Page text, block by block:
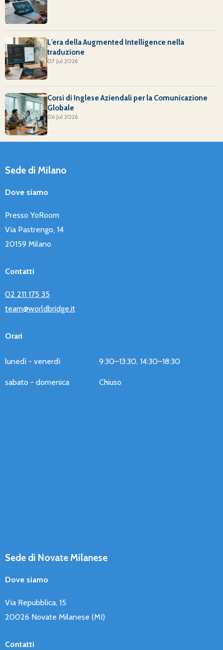
L’era della Augmented Intelligence nella
traduzione
07 Jul 2026
Corsi di Inglese Aziendali per la Comunicazione
Globale
06 Jul 2026
Sede di Milano
Dove siamo
Presso YoRoom
Via Pastrengo, 14
20159 Milano
Contatti
02 211 175 35
team@worldbridge.it
Orari
lunedì - venerdì 9:30–13:30, 14:30–18:30
sabato - domenica Chiuso
Sede di Novate Milanese
Dove siamo
Via Repubblica, 15
20026 Novate Milanese (MI)
Contatti